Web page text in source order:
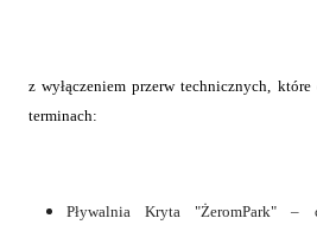
z wyłączeniem przerw technicznych,
terminach:
Pływalnia Kryta "ŻeromPark" –